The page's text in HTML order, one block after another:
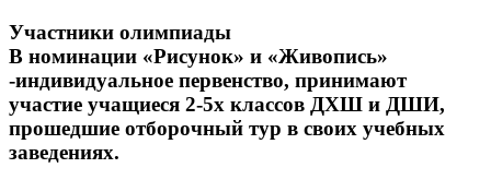
Участники олимпиады
В номинации «Рисунок» и «Живопись»
-индивидуальное первенство, принимают
участие учащиеся 2-5х классов ДХШ и ДШИ,
прошедшие отборочный тур в своих учебных
заведениях.